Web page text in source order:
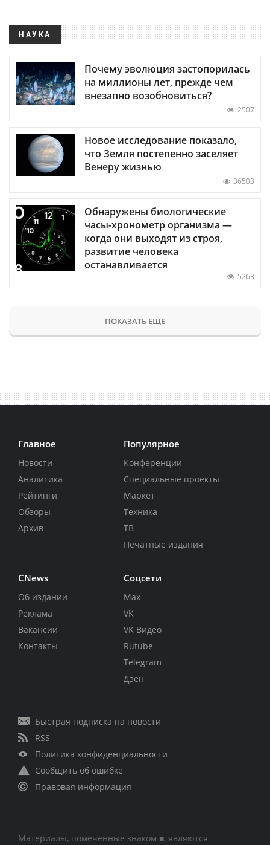
НАУКА
Почему эволюция застопорилась
на миллионы лет, прежде чем
внезапно возобновиться?
2507
Новое исследование показало,
что Земля постепенно заселяет
Венеру жизнью
36503
Обнаружены биологические
часы-хронометр организма —
когда они выходят из строя,
развитие человека
останавливается
5263
ПОКАЗАТЬ ЕЩЕ
Главное
Новости
Аналитика
Рейтинги
Обзоры
Архив
Популярное
Конференции
Специальные проекты
Маркет
Техника
ТВ
Печатные издания
CNews
Об издании
Реклама
Вакансии
Контакты
Соцсети
Max
VK
VK Видео
Rutube
Telegram
Дзен
Быстрая подписка на новости
RSS
Политика конфиденциальности
Сообщить об ошибке
Правовая информация
Материалы, помеченные знаком ■, являются